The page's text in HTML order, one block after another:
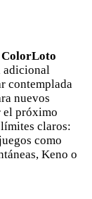
ColorLoto
adicional
contemplada
nuevos
el próximo
claros:
como
Keno o